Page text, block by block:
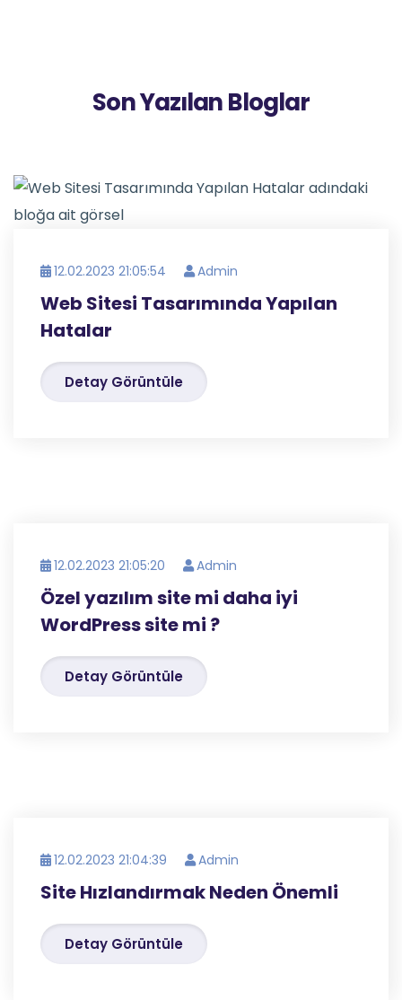
Son Yazılan Bloglar
12.02.2023 21:05:54 Admin
Web Sitesi Tasarımında Yapılan
Hatalar
Detay Görüntüle
12.02.2023 21:05:20 Admin
Özel yazılım site mi daha iyi
WordPress site mi ?
Detay Görüntüle
12.02.2023 21:04:39 Admin
Site Hızlandırmak Neden Önemli
Detay Görüntüle